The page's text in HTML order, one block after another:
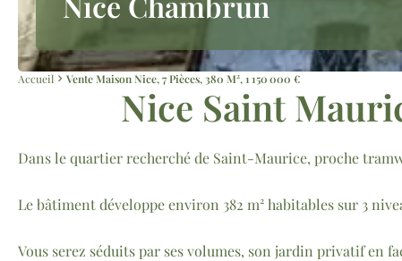
Accueil Vente Maison Nice, 7 Pièces, 380 M², 1 150 000 €
Nice Saint
Dans le quartier recherché de Saint-Maurice, proche
Le bâtiment développe environ 382 m² habitables sur 3
Vous serez séduits par ses volumes, son jardin privatif en